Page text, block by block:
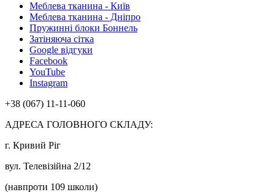
Меблева тканина - Київ
Меблева тканина - Дніпро
Пружинні блоки Боннель
Затіняюча сітка
Google відгуки
Facebook
YouTube
Instagram
+38 (067) 11-11-060
АДРЕСА ГОЛОВНОГО СКЛАДУ:
г. Кривий Ріг
вул. Телевізійна 2/12
(навпроти 109 школи)